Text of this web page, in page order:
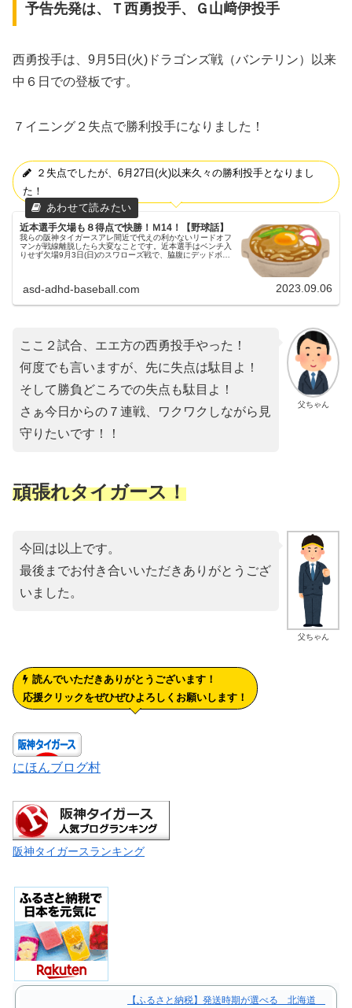
予告先発は、Ｔ西勇投手、Ｇ山﨑伊投手
西勇投手は、9月5日(火)ドラゴンズ戦（バンテリン）以来
中６日での登板です。
７イニング２失点で勝利投手になりました！
２失点でしたが、6月27日(火)以来久々の勝利投手となりまし
た！
近本選手欠場も８得点で快勝！Ｍ14！【野球話】
我らの阪神タイガースアレ間近で代えの利かないリードオフ
マンが戦線離脱したら大変なことです。近本選手はベンチ入
りせず欠場9月3日(日)のスワローズ戦で、脇腹にデッドボー
asd-adhd-baseball.com 2023.09.06
父ちゃん
ここ２試合、エエ方の西勇投手やった！
何度でも言いますが、先に失点は駄目よ！
そして勝負どころでの失点も駄目よ！
さぁ今日からの７連戦、ワクワクしながら見
守りたいです！！
頑張れタイガース！
父ちゃん
今回は以上です。
最後までお付き合いいただきありがとうござ
いました。
読んでいただきありがとうございます！
応援クリックをぜひぜひよろしくお願いします！
にほんブログ村
阪神タイガースランキング
【ふるさと納税】発送時期が選べる 北海道